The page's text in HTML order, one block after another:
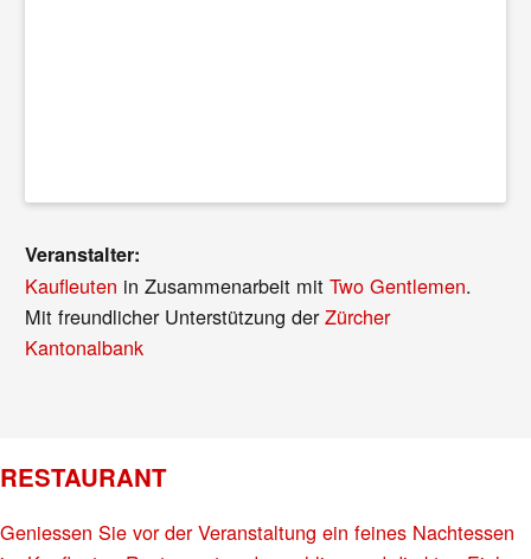
Veranstalter:
Kaufleuten in Zusammenarbeit mitTwo Gentlemen.
Mit freundlicher Unterstützung derZürcher
Kantonalbank
RESTAURANT
Geniessen Sie vor der Veranstaltung ein feines Nachtessen